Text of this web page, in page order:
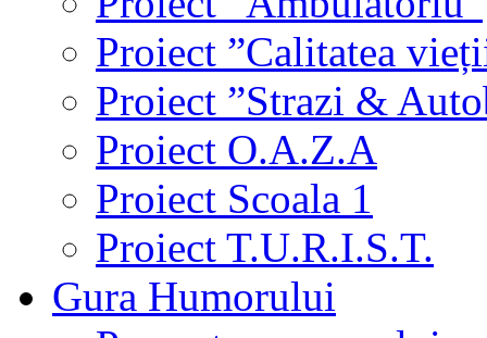
Proiect ”Calitatea
Proiect ”Strazi &
Proiect O.A.Z.A
Proiect Scoala 1
Proiect T.U.R.I.S.T.
Gura Humorului